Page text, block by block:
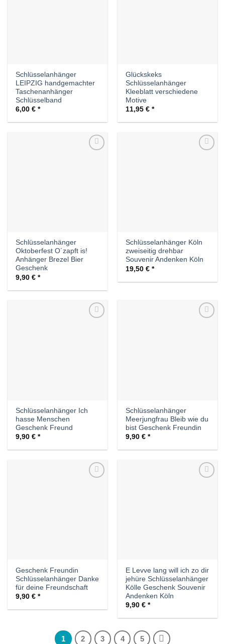
Schlüsselanhänger
LEIPZIG handgemachter
Taschenanhänger
Schlüsselband
6,00€
Glückskeks
Schlüsselanhänger
Kleeblatt verschiedene
Motive
11,95€
Schlüsselanhänger
Oktoberfest O´zapft is!
Anhänger Brezel Bier
Geschenk
9,90€
Schlüsselanhänger Köln
zweiseitig drehbar
Souvenir Andenken Köln
19,50€
Schlüsselanhänger Ich
hasse Menschen
Geschenk Freund
9,90€
Schlüsselanhänger
Meerjungfrau Bleib wie du
bist Geschenk Freundin
9,90€
Geschenk Freundin
Schlüsselanhänger Danke
für deine Freundschaft
9,90€
E Levve lang will ich zo dir
jehüre Schlüsselanhänger
Kölle Geschenk Souvenir
Andenken Köln
9,90€
1 2 3 4 5